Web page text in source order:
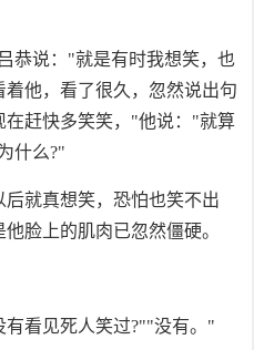
恭说："就是有时我想笑，也
他，看了很久，忽然说出句
赶快多笑笑，"他说："就算
什么?"
就真想笑，恐怕也笑不出
脸上的肌肉已忽然僵硬。
看见死人笑过?""没有。"